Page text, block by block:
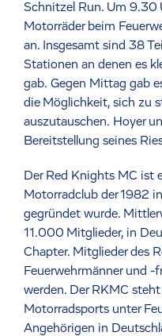
Schnitzel Run. Um 9.30
Motorräder beim
an. Insgesamt sind 38
Stationen an denen es
gab. Gegen Mittag gab
die Möglichkeit, sich zu
auszutauschen. Hoyer
Bereitstellung seines
Der Red Knights MC ist
Motorradclub der 1982
gegründet wurde.
11.000 Mitglieder, in
Chapter. Mitglieder des
Feuerwehrmänner und -
werden. Der RKMC
Motorradsports unter
Angehörigen in